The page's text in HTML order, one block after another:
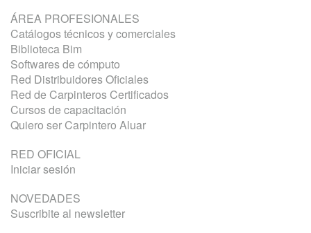
ÁREA PROFESIONALES
Catálogos técnicos y comerciales
Biblioteca Bim
Softwares de cómputo
Red Distribuidores Oficiales
Red de Carpinteros Certificados
Cursos de capacitación
Quiero ser Carpintero Aluar
RED OFICIAL
Iniciar sesión
NOVEDADES
Suscribite al newsletter